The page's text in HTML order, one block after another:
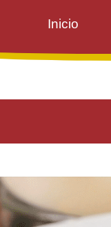
Inicio